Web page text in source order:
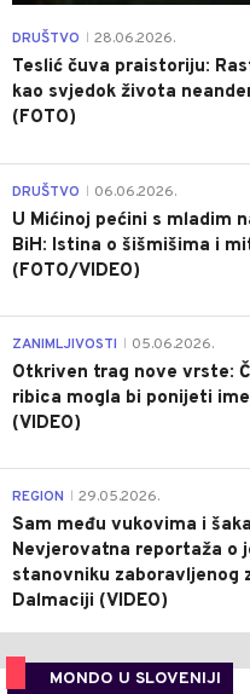
DRUŠTVO 28.06.2026.
Teslić čuva praistoriju:
kao svjedok života
(FOTO)
DRUŠTVO 06.06.2026.
U Mićinoj pećini s mladim
BiH: Istina o šišmišima i
(FOTO/VIDEO)
ZANIMLJIVOSTI 05.06.2026.
Otkriven trag nove vrste:
ribica mogla bi ponijeti
(VIDEO)
REGION 29.05.2026.
Sam među vukovima i
Nevjerovatna reportaža o
stanovniku zaboravljenog
Dalmaciji (VIDEO)
MONDO U SLOVENIJI